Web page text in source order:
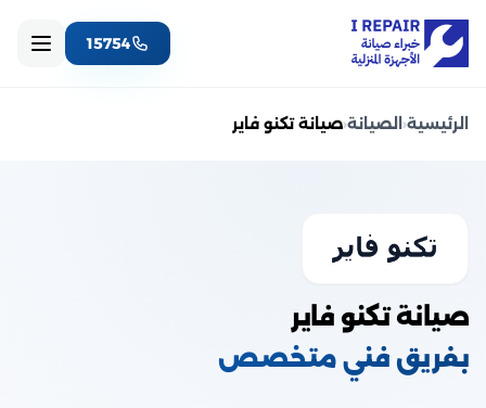
15754
الرئيسية‹ الصيانة‹صيانة تكنو فاير
صيانة تكنو فاير
بفريق فني متخصص